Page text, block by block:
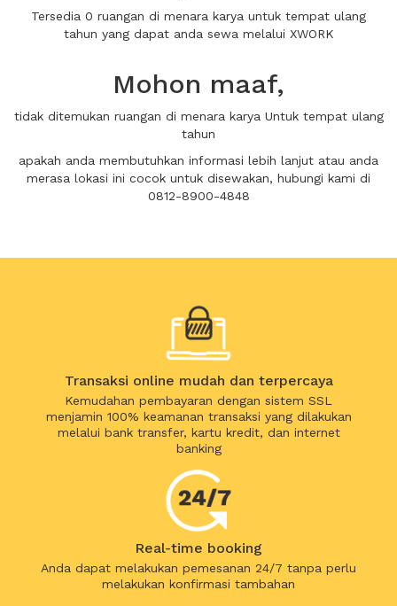
Tersedia 0 ruangan di menara karya untuk tempat ulang
tahun yang dapat anda sewa melalui XWORK
Mohon maaf,
tidak ditemukan ruangan di menara karya Untuk tempat ulang
tahun
apakah anda membutuhkan informasi lebih lanjut atau anda
merasa lokasi ini cocok untuk disewakan, hubungi kami di
0812-8900-4848
Transaksi online mudah dan terpercaya
Kemudahan pembayaran dengan sistem SSL
menjamin 100% keamanan transaksi yang dilakukan
melalui bank transfer, kartu kredit, dan internet
banking
Real-time booking
Anda dapat melakukan pemesanan 24/7 tanpa perlu
melakukan konfirmasi tambahan